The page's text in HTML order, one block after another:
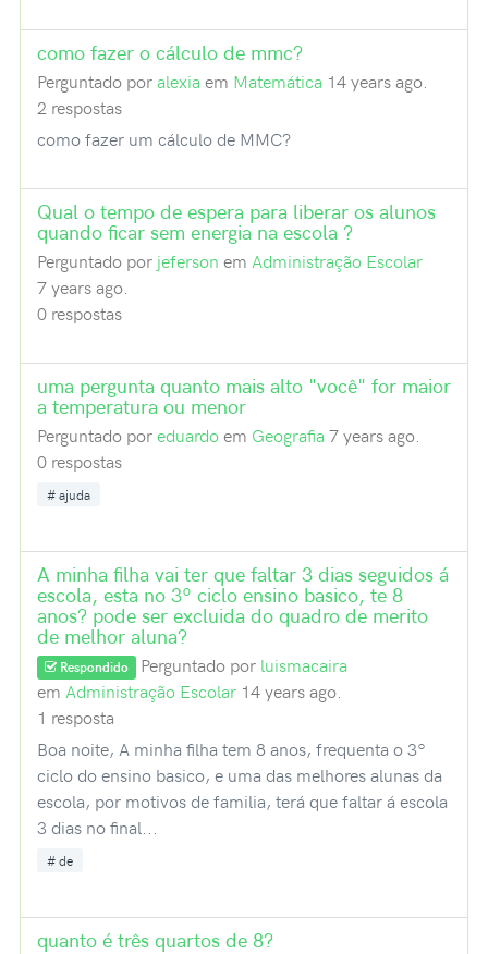
como fazer o cálculo de mmc?
Perguntado poralexiaem Matemática 14 years ago.
2 respostas
como fazer um cálculo de MMC?
Qual o tempo de espera para liberar os alunos
quando ficar sem energia na escola ?
Perguntado por jeferson em Administração Escolar
7 years ago.
0 respostas
uma pergunta quanto mais alto "você" for maior
a temperatura ou menor
Perguntado poreduardoem Geografia7 years ago.
0 respostas
ajuda
A minha filha vai ter que faltar 3 dias seguidos á
escola, esta no 3º ciclo ensino basico, te 8
anos? pode ser excluida do quadro de merito
de melhor aluna?
Respondido Perguntado por luismacaira
em Administração Escolar 14 years ago.
1 resposta
Boa noite, A minha filha tem 8 anos, frequenta o 3º
ciclo do ensino basico, e uma das melhores alunas da
escola, por motivos de familia, terá que faltar á escola
3 dias no final...
de
quanto é três quartos de 8?